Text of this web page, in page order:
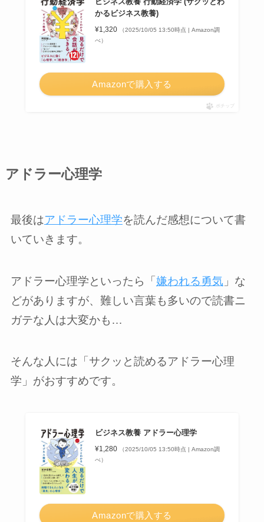
かるビジネス教養)
¥1,320
（2025/10/05 13:50時点 | Amazon調
べ）
Amazonで購入する
ポチップ
アドラー心理学
最後はアドラー心理学を読んだ感想について書
いていきます。
アドラー心理学といったら「嫌われる勇気 」な
どがありますが、難しい言葉も多いので読書ニ
ガテな人は大変かも…
そんな人には「サクッと読めるアドラー心理
学」がおすすめです。
ビジネス教養 アドラー心理学
¥1,280
（2025/10/05 13:50時点 | Amazon調
べ）
Amazonで購入する